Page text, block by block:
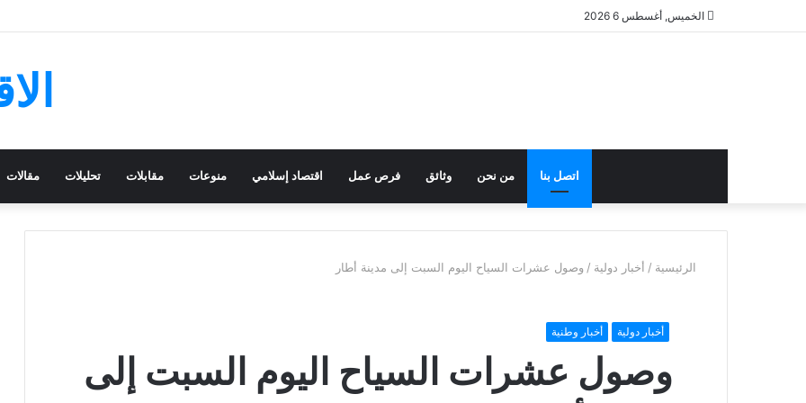
الخميس, أغسطس 6 2026
مقالات تحليلات مقابلات منوعات اقتصاد إسلامي فرص عمل وثائق من نحن اتصل بنا
الرئيسية / أخبار دولية / وصول عشرات السياح اليوم السبت إلى مدينة أطار
أخبار دولية أخبار وطنية
وصول عشرات السياح اليوم السبت إلى